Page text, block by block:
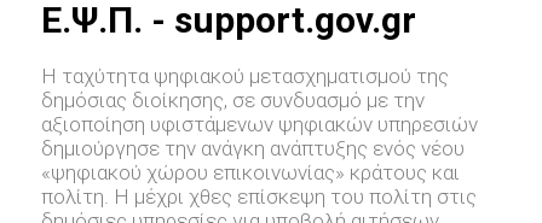
E.Ψ.Π. - support.gov.gr
Η ταχύτητα ψηφιακού μετασχηματισμού της
δημόσιας διοίκησης, σε συνδυασμό με την
αξιοποίηση υφιστάμενων ψηφιακών υπηρεσιών
δημιούργησε την ανάγκη ανάπτυξης ενός νέου
«ψηφιακού χώρου επικοινωνίας» κράτους και
πολίτη. Η μέχρι χθες επίσκεψη του πολίτη στις